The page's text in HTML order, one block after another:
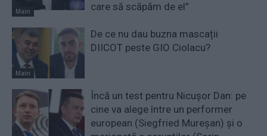
Main
care să scăpăm de el”
Main
De ce nu dau buzna mascații
DIICOT peste GIO Ciolacu?
Încă un test pentru Nicușor Dan: pe
cine va alege între un performer
european (Siegfried Mureșan) și o